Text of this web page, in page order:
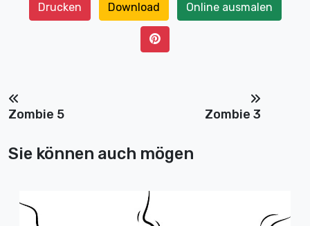
Drucken Download Online ausmalen
Zombie 5 Zombie 3
Sie können auch mögen